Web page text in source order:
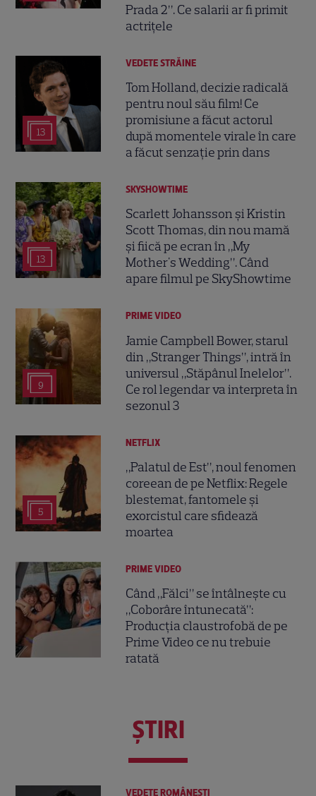
Prada 2”. Ce salarii ar fi primit
actrițele
13
VEDETE STRĂINE
Tom Holland, decizie radicală
pentru noul său film! Ce
promisiune a făcut actorul
după momentele virale în care
a făcut senzație prin dans
13
SKYSHOWTIME
Scarlett Johansson și Kristin
Scott Thomas, din nou mamă
și fiică pe ecran în „My
Mother's Wedding”. Când
apare filmul pe SkyShowtime
9
PRIME VIDEO
Jamie Campbell Bower, starul
din „Stranger Things”, intră în
universul „Stăpânul Inelelor”.
Ce rol legendar va interpreta în
sezonul 3
5
NETFLIX
„Palatul de Est”, noul fenomen
coreean de pe Netflix: Regele
blestemat, fantomele și
exorcistul care sfidează
moartea
PRIME VIDEO
Când „Fălci” se întâlnește cu
„Coborâre întunecată”:
Producția claustrofobă de pe
Prime Video ce nu trebuie
ratată
ŞTIRI
VEDETE ROMÂNEŞTI